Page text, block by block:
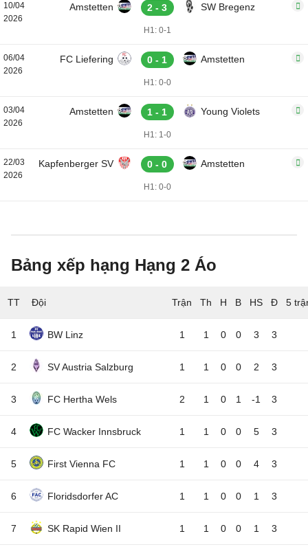
10/04
2026
Amstetten 2 - 3 SW Bregenz
H1: 0-1
06/04
2026
FC Liefering 0 - 1 Amstetten
H1: 0-0
03/04
2026
Amstetten 1 - 1 Young Violets
H1: 1-0
22/03
2026
Kapfenberger SV 0 - 0 Amstetten
H1: 0-0
Bảng xếp hạng Hạng 2 Áo
TT Đội 5
1 BW Linz 1 1 0 0 3 3
2 SV Austria Salzburg 1 1 0 0 2 3
3 FC Hertha Wels 2 1 0 1 -1 3
4 FC Wacker Innsbruck 1 1 0 0 5 3
5 First Vienna FC 1 1 0 0 4 3
6 Floridsdorfer AC 1 1 0 0 1 3
7 SK Rapid Wien II 1 1 0 0 1 3